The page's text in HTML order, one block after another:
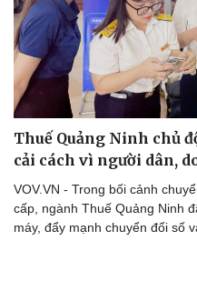
Thuế Quảng Ninh chủ
cải cách vì người dân,
VOV.VN - Trong bối cảnh
cấp, ngành Thuế Quảng Ninh
máy, đẩy mạnh chuyển đổi số